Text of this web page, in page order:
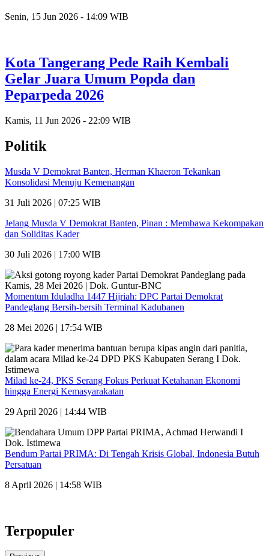
Senin, 15 Jun 2026 - 14:09 WIB
Kota Tangerang Pede Raih Kembali
Gelar Juara Umum Popda dan
Peparpeda 2026
Kamis, 11 Jun 2026 - 22:09 WIB
Politik
Musda V Demokrat Banten, Herman Khaeron Tekankan
Konsolidasi Menuju Kemenangan
31 Juli 2026 | 07:25 WIB
Jelang Musda V Demokrat Banten, Pinan : Membawa Kekompakan
dan Soliditas Kader
30 Juli 2026 | 17:00 WIB
Momentum Iduladha 1447 Hijriah: DPC Partai Demokrat
Pandeglang Bersih-bersih Terminal Kadubanen
28 Mei 2026 | 17:54 WIB
Milad ke-24, PKS Serang Fokus Perkuat Ketahanan Ekonomi
hingga Energi Kemasyarakatan
29 April 2026 | 14:44 WIB
Bendum Partai PRIMA: Di Tengah Krisis Global, Indonesia Butuh
Persatuan
8 April 2026 | 14:58 WIB
Terpopuler